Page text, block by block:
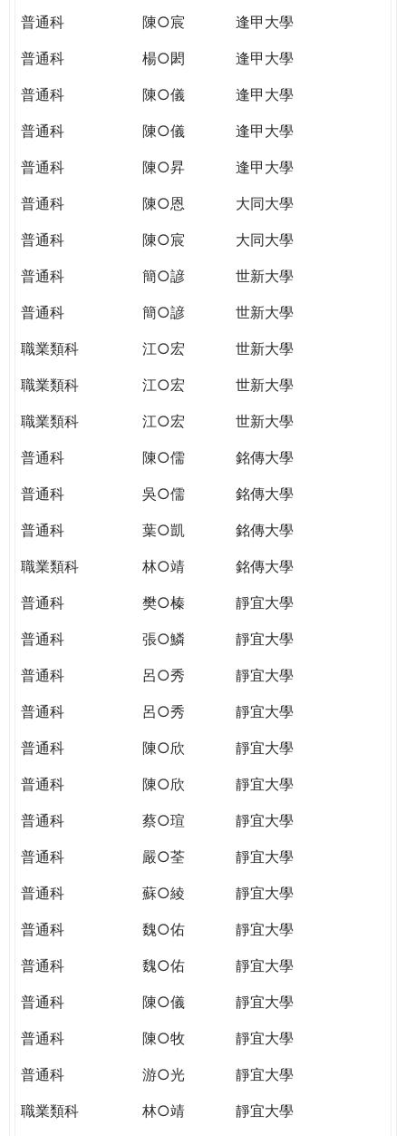
普通科 陳○宸
逢甲大學
普通科
楊○閎
逢甲大學
普通科
陳○儀
逢甲大學
普通科
陳○儀
逢甲大學
普通科
陳○昇
逢甲大學
普通科
陳○恩
大同大學
普通科
陳○宸
大同大學
普通科
簡○諺
世新大學
普通科
簡○諺
世新大學
職業類科
江○宏
世新大學
職業類科
江○宏
世新大學
職業類科
江○宏
世新大學
普通科
陳○儒
銘傳大學
普通科
吳○儒
銘傳大學
普通科
葉○凱
銘傳大學
職業類科
林○靖
銘傳大學
普通科
樊○榛
靜宜大學
普通科
張○鱗
靜宜大學
普通科
呂○秀
靜宜大學
普通科
呂○秀
靜宜大學
普通科
陳○欣
靜宜大學
普通科
陳○欣
靜宜大學
普通科
蔡○瑄
靜宜大學
普通科
嚴○荃
靜宜大學
普通科
蘇○綾
靜宜大學
普通科
魏○佑
靜宜大學
普通科
魏○佑
靜宜大學
普通科
陳○儀
靜宜大學
普通科
陳○牧
靜宜大學
普通科
游○光
靜宜大學
職業類科
林○靖
靜宜大學